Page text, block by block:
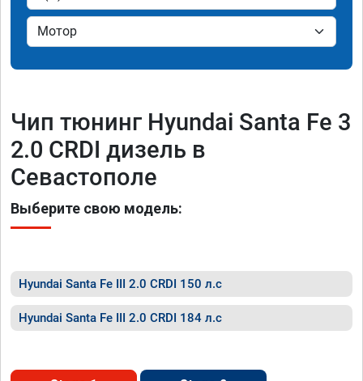
Чип тюнинг Hyundai Santa Fe 3
2.0 CRDI дизель в
Севастополе
Выберите свою модель:
Hyundai Santa Fe III 2.0 CRDI 150 л.с
Hyundai Santa Fe III 2.0 CRDI 184 л.с